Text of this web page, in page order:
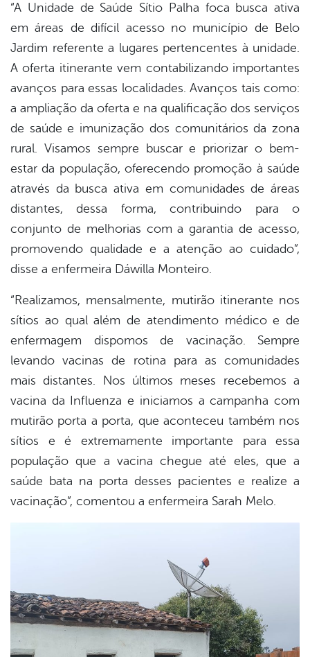
“A Unidade de Saúde Sítio Palha foca busca ativa
em áreas de difícil acesso no município de Belo
Jardim referente a lugares pertencentes à unidade.
A oferta itinerante vem contabilizando importantes
avanços para essas localidades. Avanços tais como:
a ampliação da oferta e na qualificação dos serviços
de saúde e imunização dos comunitários da zona
rural. Visamos sempre buscar e priorizar o bem-
estar da população, oferecendo promoção à saúde
através da busca ativa em comunidades de áreas
distantes, dessa forma, contribuindo para o
conjunto de melhorias com a garantia de acesso,
promovendo qualidade e a atenção ao cuidado”,
disse a enfermeira Dáwilla Monteiro.
“Realizamos, mensalmente, mutirão itinerante nos
sítios ao qual além de atendimento médico e de
enfermagem dispomos de vacinação. Sempre
levando vacinas de rotina para as comunidades
mais distantes. Nos últimos meses recebemos a
vacina da Influenza e iniciamos a campanha com
mutirão porta a porta, que aconteceu também nos
sítios e é extremamente importante para essa
população que a vacina chegue até eles, que a
saúde bata na porta desses pacientes e realize a
vacinação”, comentou a enfermeira Sarah Melo.